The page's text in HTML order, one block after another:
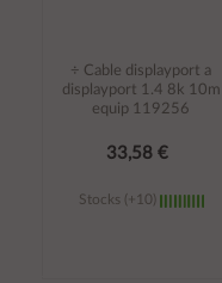
÷ Cable displayport a
displayport 1.4 8k 10m
equip 119256
33,58 €
Stocks (+10)